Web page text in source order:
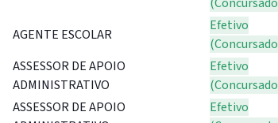
AGENTE ESCOLAR
Efetivo
ASSESSOR DE APOIO
ADMINISTRATIVO
Efetivo
ASSESSOR DE APOIO
Efetivo